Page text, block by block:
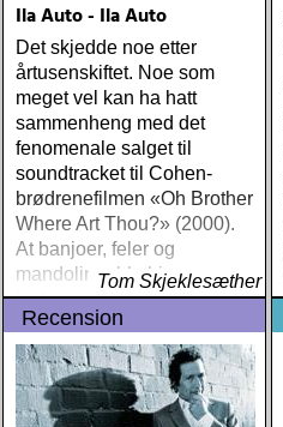
Ila Auto - Ila Auto
Det skjedde noe etter
årtusenskiftet. Noe som
meget vel kan ha hatt
sammenheng med det
fenomenale salget til
soundtracket til Cohen-
brødrenefilmen «Oh Brother
Where Art Thou?» (2000).
At banjoer, feler og
mandoliner ble hippe
instrumenter også for unge
mennesker
Tom Skjeklesæther
Recension